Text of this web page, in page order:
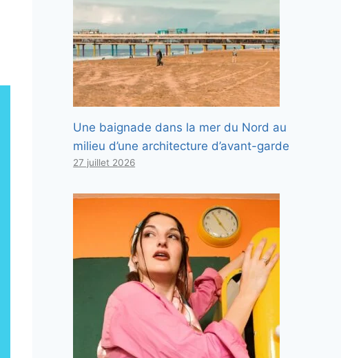
Une baignade dans la mer du Nord au
milieu d’une architecture d’avant-garde
27 juillet 2026